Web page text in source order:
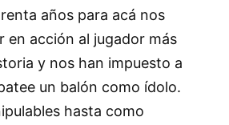
años para acá nos
en acción al jugador más
y nos han impuesto a
un balón como ídolo.
hasta como